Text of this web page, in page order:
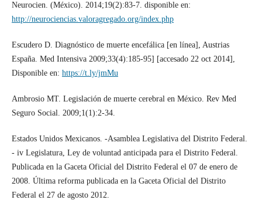
Neurocien. (México). 2014;19(2):83-7. disponible en:
http://neurociencias.valoragregado.org/index.php
Escudero D. Diagnóstico de muerte encefálica [en línea], Austrias
España. Med Intensiva 2009;33(4):185-95] [accesado 22 oct 2014],
Disponible en: https://t.ly/jmMu
Ambrosio MT. Legislación de muerte cerebral en México. Rev Med
Seguro Social. 2009;1(1):2-34.
Estados Unidos Mexicanos. -Asamblea Legislativa del Distrito Federal.
- iv Legislatura, Ley de voluntad anticipada para el Distrito Federal.
Publicada en la Gaceta Oficial del Distrito Federal el 07 de enero de
2008. Última reforma publicada en la Gaceta Oficial del Distrito
Federal el 27 de agosto 2012.